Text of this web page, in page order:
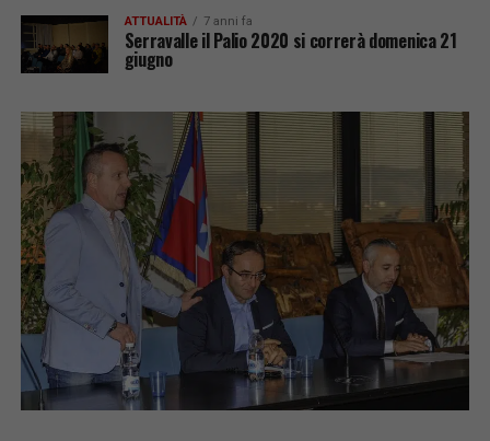
ATTUALITÀ 7 anni fa
Serravalle il Palio 2020 si correrà domenica 21
giugno